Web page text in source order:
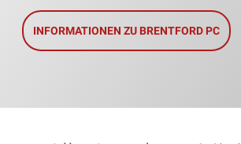
INFORMATIONEN ZU BRENTFORD PC